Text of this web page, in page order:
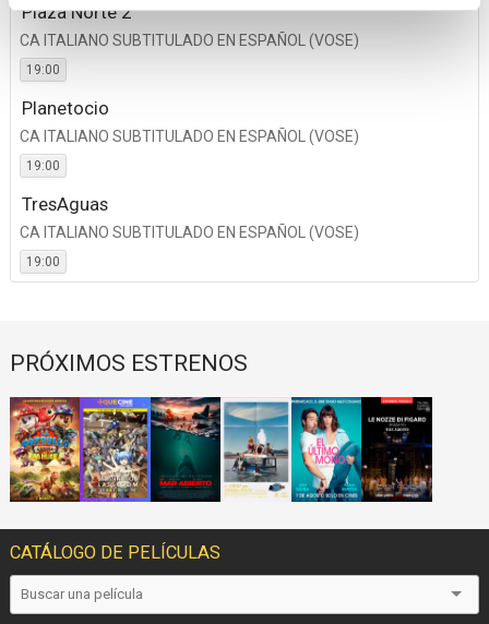
Plaza Norte 2
CA ITALIANO SUBTITULADO EN ESPAÑOL (VOSE)
19:00
Planetocio
CA ITALIANO SUBTITULADO EN ESPAÑOL (VOSE)
19:00
TresAguas
CA ITALIANO SUBTITULADO EN ESPAÑOL (VOSE)
19:00
PRÓXIMOS ESTRENOS
CATÁLOGO DE PELÍCULAS